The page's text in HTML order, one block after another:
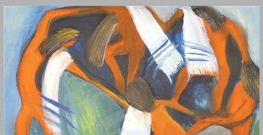
היהדות הרפורמית: הגות, תרבות וחברה ... 0